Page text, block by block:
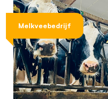
Melkveebedrijf